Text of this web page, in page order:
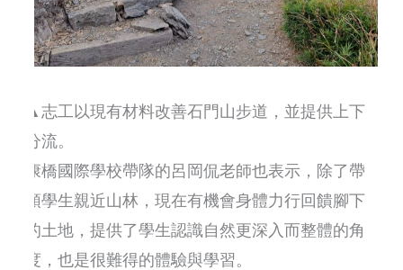
▲志工以現有材料改善石門山步道，並提供上下
分流。
康橋國際學校帶隊的呂岡侃老師也表示，除了帶
領學生親近山林，現在有機會身體力行回饋腳下
的土地，提供了學生認識自然更深入而整體的角
度，也是很難得的體驗與學習。